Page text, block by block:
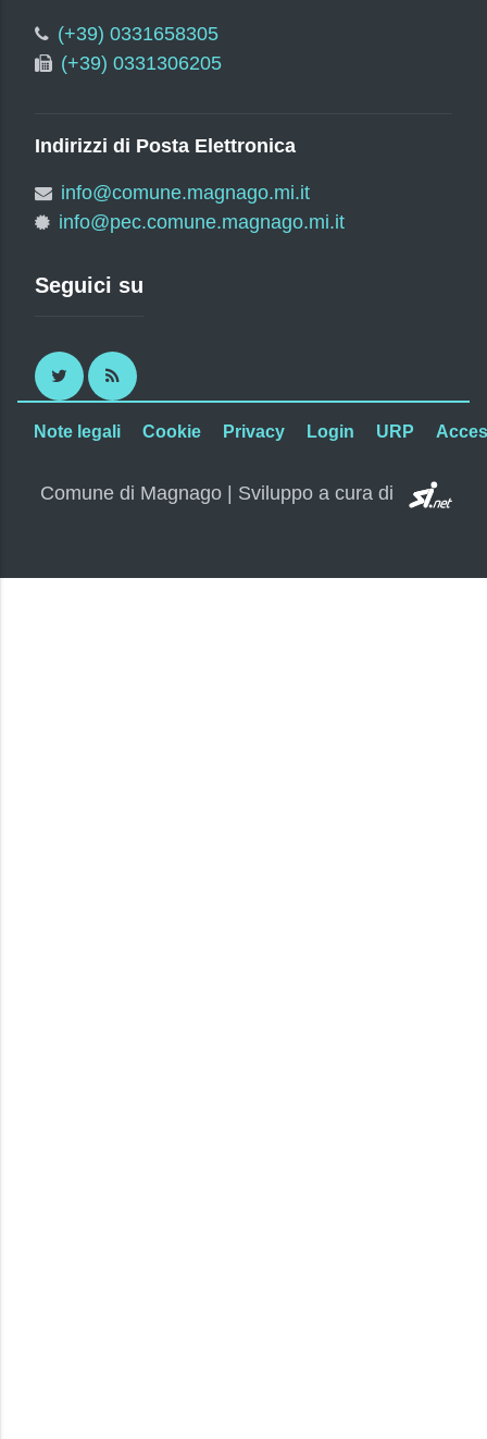
(+39) 0331658305
(+39) 0331306205
Indirizzi di Posta Elettronica
info@comune.magnago.mi.it
info@pec.comune.magnago.mi.it
Seguici su
Twitter RSS
Note legali Cookie Privacy Login URP
Comune di Magnago | Sviluppo a cura di